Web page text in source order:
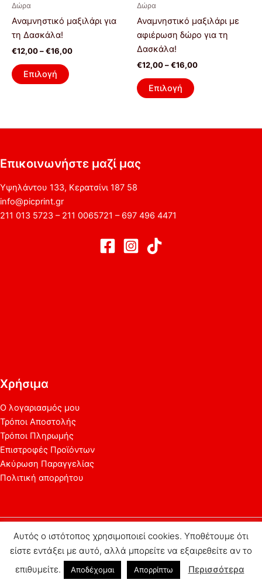
Δώρα
Αναμνηστικό μαξιλάρι για
τη Δασκάλα!
€12,00–€16,00
Επιλογή
πολλαπλές
Οι
επιλογές
στη
προϊόντος
Δώρα
Αναμνηστικό μαξιλάρι με
αφιέρωση δώρο για τη
Δασκάλα!
€12,00–€16,00
Επιλογή
πολλαπλές
παραλλαγές.
επιλογές
μπορούν
στη
Επικοινωνήστε μαζί μας
Υψηλάντου 133, Κερατσίνι 187 58
info@picprint.gr
211 013 5723 – 211 0065721 – 697 496 4471
Χρήσιμα
Ο λογαριασμός μου
Τρόποι Αποστολής
Τρόποι Πληρωμής
Επιστροφές Προϊόντων
Ακύρωση Παραγγελίας
Πολιτική απορρήτου
Copyright © 2026 picprint.eu
Κέντρο Διαφήμισης | Κατασκευή ιστοσελίδων - Διαφήμιση στο
Ίντερνετ.
Αυτός ο ιστότοπος χρησιμοποιεί cookies. Υποθέτουμε ότι
είστε εντάξει με αυτό, αλλά μπορείτε να εξαιρεθείτε αν το
επιθυμείτε.
Αποδέχομαι Απορρίπτω Περισσότερα